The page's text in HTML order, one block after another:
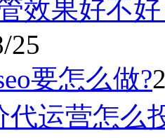
效果好不
25
要怎么做?
代运营怎么